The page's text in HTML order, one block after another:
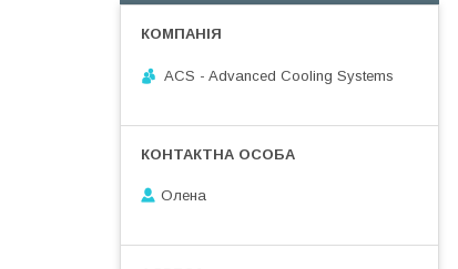
ACS - Advanced Cooling Systems
Олена